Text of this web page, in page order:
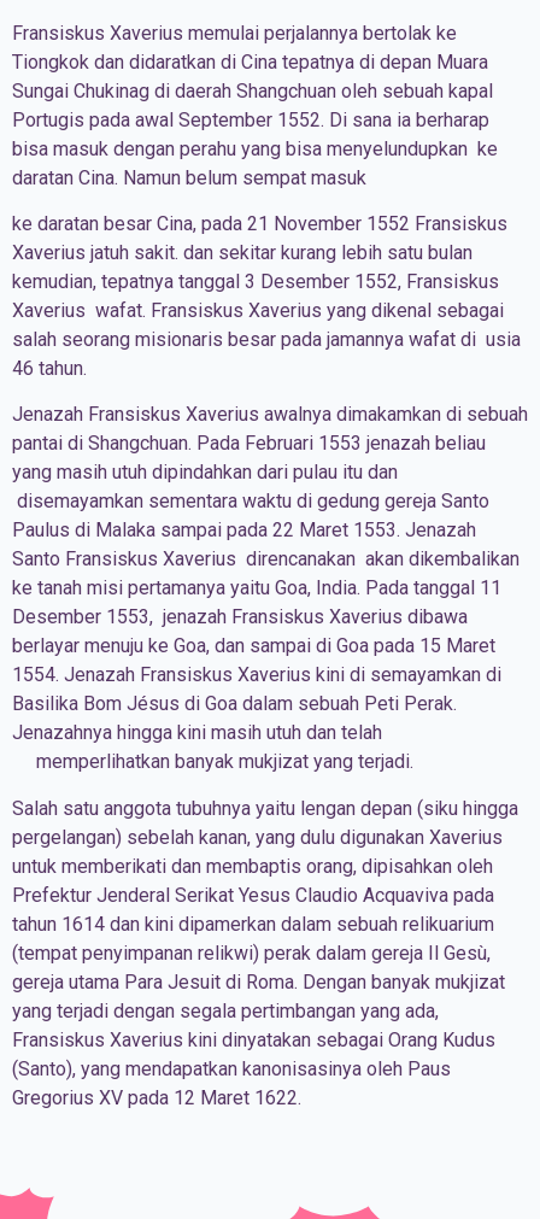
Fransiskus Xaverius memulai perjalannya bertolak ke
Tiongkok dan didaratkan di Cina tepatnya di depan Muara
Sungai Chukinag di daerah Shangchuan oleh sebuah kapal
Portugis pada awal September 1552. Di sana ia berharap
bisa masuk dengan perahu yang bisa menyelundupkan ke
daratan Cina. Namun belum sempat masuk
ke daratan besar Cina, pada 21 November 1552 Fransiskus
Xaverius jatuh sakit. dan sekitar kurang lebih satu bulan
kemudian, tepatnya tanggal 3 Desember 1552, Fransiskus
Xaverius wafat. Fransiskus Xaverius yang dikenal sebagai
salah seorang misionaris besar pada jamannya wafat di usia
46 tahun.
Jenazah Fransiskus Xaverius awalnya dimakamkan di sebuah
pantai di Shangchuan. Pada Februari 1553 jenazah beliau
yang masih utuh dipindahkan dari pulau itu dan
disemayamkan sementara waktu di gedung gereja Santo
Paulus di Malaka sampai pada 22 Maret 1553. Jenazah
Santo Fransiskus Xaverius direncanakan akan dikembalikan
ke tanah misi pertamanya yaitu Goa, India. Pada tanggal 11
Desember 1553, jenazah Fransiskus Xaverius dibawa
berlayar menuju ke Goa, dan sampai di Goa pada 15 Maret
1554. Jenazah Fransiskus Xaverius kini di semayamkan di
Basilika Bom Jésus di Goa dalam sebuah Peti Perak.
Jenazahnya hingga kini masih utuh dan telah
memperlihatkan banyak mukjizat yang terjadi.
Salah satu anggota tubuhnya yaitu lengan depan (siku hingga
pergelangan) sebelah kanan, yang dulu digunakan Xaverius
untuk memberikati dan membaptis orang, dipisahkan oleh
Prefektur Jenderal Serikat Yesus Claudio Acquaviva pada
tahun 1614 dan kini dipamerkan dalam sebuah relikuarium
(tempat penyimpanan relikwi) perak dalam gereja Il Gesù,
gereja utama Para Jesuit di Roma. Dengan banyak mukjizat
yang terjadi dengan segala pertimbangan yang ada,
Fransiskus Xaverius kini dinyatakan sebagai Orang Kudus
(Santo), yang mendapatkan kanonisasinya oleh Paus
Gregorius XV pada 12 Maret 1622.